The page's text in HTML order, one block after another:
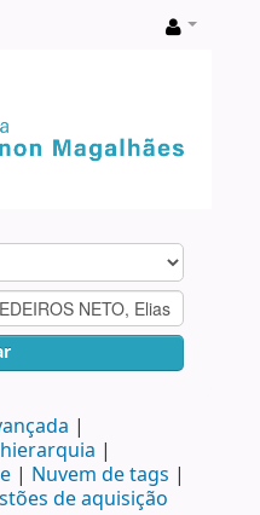
Nuvem de tags
de aquisição